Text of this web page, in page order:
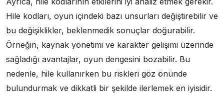
Hile kodları, oyun içindeki bazı unsurları değiştirebilir ve
bu değişiklikler, beklenmedik sonuçlar doğurabilir.
Örneğin, kaynak yönetimi ve karakter gelişimi üzerinde
sağladığı avantajlar, oyun dengesini bozabilir. Bu
nedenle, hile kullanırken bu riskleri göz önünde
bulundurmak ve dikkatli bir şekilde ilerlemek en iyisidir.